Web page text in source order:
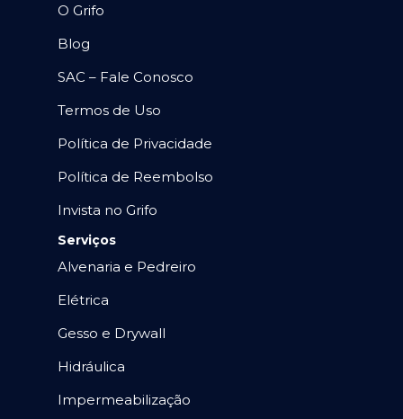
O Grifo
Blog
SAC – Fale Conosco
Termos de Uso
Política de Privacidade
Política de Reembolso
Invista no Grifo
Serviços
Alvenaria e Pedreiro
Elétrica
Gesso e Drywall
Hidráulica
Impermeabilização